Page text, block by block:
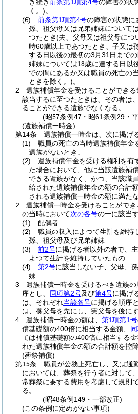
き続き前条第1項第4号の障害の状
く。)。
(6)
前条第1項第4号の障害の状態に
孫、祖父母又は兄弟姉妹について
つたとき(夫、父母又は祖父母につ
時60歳以上であつたとき、子又は
する日以後の最初の3月31日まで
姉妹については18歳に達する日以
での間にあるか又は職員の死亡の
ときを除く。)。
2
遺族補償年金を受けることができる
該当するに至つたときは、その者は
ることができる遺族でなくなる。
(昭57条例47・昭61条例29・
(遺族補償一時金)
第14条
遺族補償一時金は、次に掲げ
(1)
職員の死亡の当時遺族補償年金
遺族がないとき。
(2)
遺族補償年金を受ける権利を有
た場合において、他に当該遺族補
できる遺族がなく、かつ、当該職
給された遺族補償年金の額の合計
される遺族補償一時金の額に満たな
2
遺族補償一時金を受けることがで
の当時において次の各号の一に該当
(1)
配偶者
(2)
職員の収入によつて生計を維持
孫、祖父母及び兄弟姉妹
(3)
前2号に掲げる者以外の者で、
よつて生計を維持していたもの
(4)
第2号に該当しない子、父母、
妹
3
遺族補償一時金を受けるべき遺族の
序とし、 同項第2号及び第4号に掲げ
は、それぞれ当該各号に掲げる順序
は、養父母を先にし、実父母を後にす
4
遺族補償一時金の額は、 第1項第1号
償基礎額の400倍に相当する金額、
ては補償基礎額の400倍に相当する
れた遺族補償年金の額の合計額を控
(葬祭補償)
第15条
職員が公務上死亡し、又は通
においては、葬祭を行う者に対して
常葬祭に要する費用を考慮して規則
る。
(昭48条例149・一部改正)
(この条例に定めがない事項)